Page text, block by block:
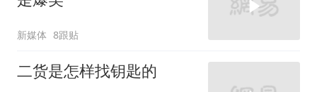
新媒体 8跟贴
二货是怎样找钥匙的